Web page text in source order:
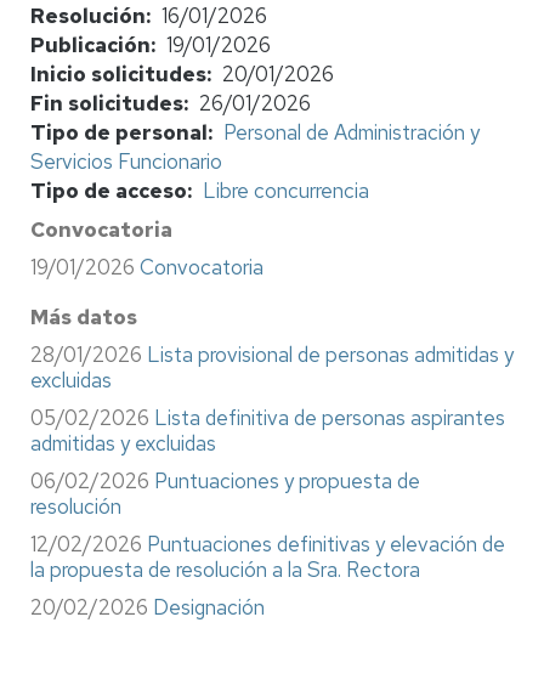
Resolución
16/01/2026
Publicación
19/01/2026
Inicio solicitudes
20/01/2026
Fin solicitudes
26/01/2026
Tipo de personal
Personal de Administración y
Servicios Funcionario
Tipo de acceso
Libre concurrencia
Convocatoria
19/01/2026 Convocatoria
Más datos
28/01/2026 Lista provisional de personas admitidas y
excluidas
05/02/2026 Lista definitiva de personas aspirantes
admitidas y excluidas
06/02/2026 Puntuaciones y propuesta de
resolución
12/02/2026 Puntuaciones definitivas y elevación de
la propuesta de resolución a la Sra. Rectora
20/02/2026 Designación